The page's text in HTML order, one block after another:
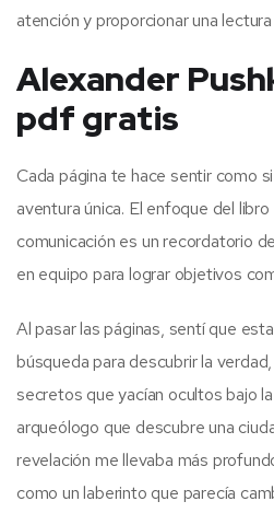
atención y proporcionar una
Alexander
pdf gratis
Cada página te hace sentir como
aventura única. El enfoque del
comunicación es un recordatorio
en equipo para lograr objetivos
Al pasar las páginas, sentí que
búsqueda para descubrir la
secretos que yacían ocultos bajo
arqueólogo que descubre una
revelación me llevaba más
como un laberinto que parecía